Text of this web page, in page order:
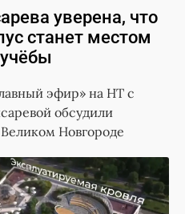
уверена, что
станет местом
эфир» на НТ с
обсудили
Новгороде